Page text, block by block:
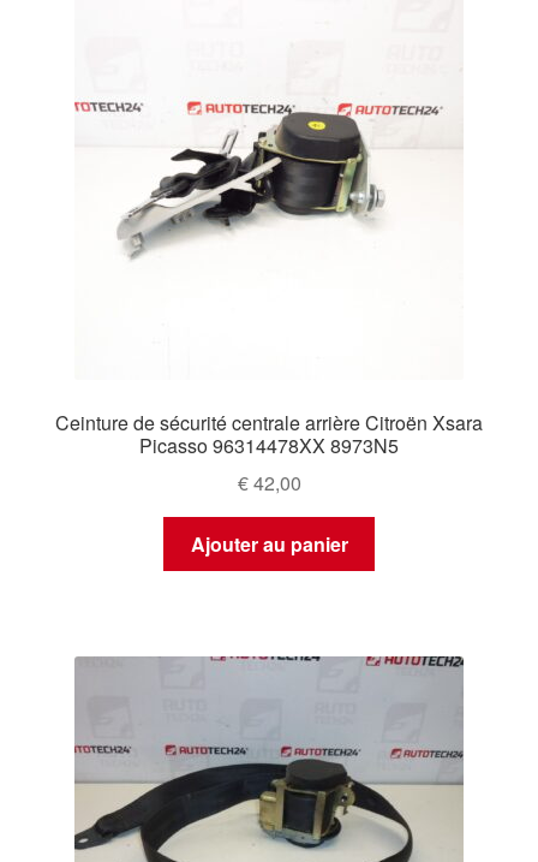
Ceinture de sécurité centrale arrière Citroën Xsara
Picasso 96314478XX 8973N5
€42,00
Ajouter au panier